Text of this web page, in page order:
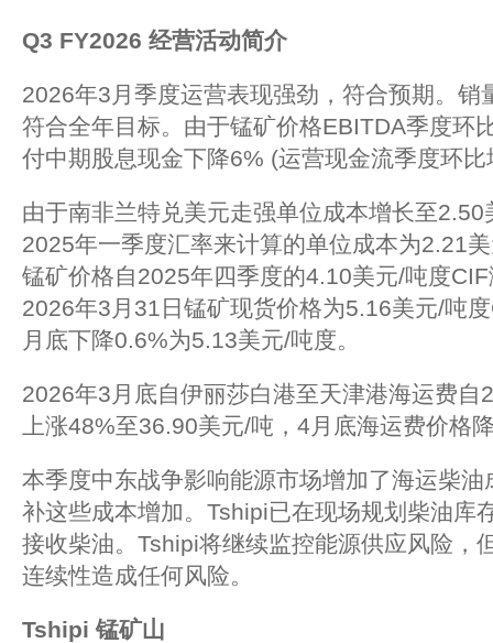
Q3 FY2026 经营活动简介
2026年3月季度运营表现强劲，符合预期。销
符合全年目标。由于锰矿价格EBITDA季度环
付中期股息现金下降6% (运营现金流季度环
由于南非兰特兑美元走强单位成本增长至
2025年一季度汇率来计算的单位成本为2.21
锰矿价格自2025年四季度的4.10美元/吨度
2026年3月31日锰矿现货价格为5.16美元/吨
月底下降0.6%为5.13美元/吨度。
2026年3月底自伊丽莎白港至天津港海运费自
上涨48%至36.90美元/吨，4月底海运费价格
本季度中东战争影响能源市场增加了海运柴
补这些成本增加。Tshipi已在现场规划柴油库
接收柴油。Tshipi将继续监控能源供应风险，
连续性造成任何风险。
Tshipi 锰矿山